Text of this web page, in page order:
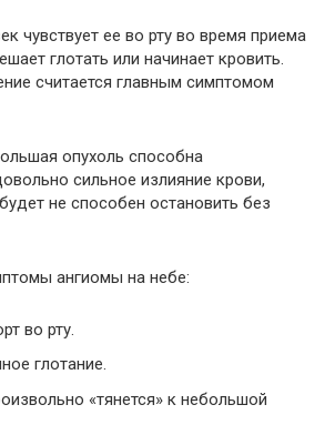
чувствует ее во рту во время приема
глотать или начинает кровить.
считается главным симптомом
опухоль способна
сильное излияние крови,
не способен остановить без
ангиомы на небе:
во рту.
глотание.
«тянется» к небольшой